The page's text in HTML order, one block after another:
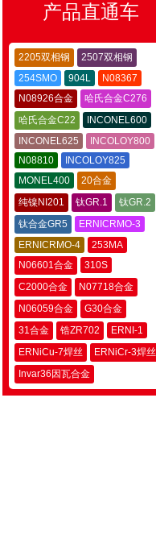
产品直通车
2205双相钢
2507双相钢
254SMO
904L
N08367
N08926合金
哈氏合金C276
哈氏合金C22
INCONEL600
INCONEL625
INCOLOY800
N08810
INCOLOY825
MONEL400
20合金
纯镍NI201
钛GR.1
钛GR.2
钛合金GR5
ERNICRMO-3
ERNICRMO-4
253MA
N06601合金
310S
C2000合金
N07718合金
N06059合金
G30合金
31合金
锆ZR702
ERNI-1
ERNiCu-7焊丝
ERNiCr-3焊丝
Invar36因瓦合金